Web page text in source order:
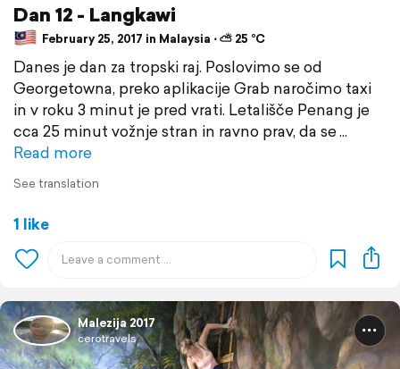
Dan 12 - Langkawi
February 25, 2017 in Malaysia ⋅ ⛅ 25 °C
Danes je dan za tropski raj. Poslovimo se od
Georgetowna, preko aplikacije Grab naročimo taxi
in v roku 3 minut je pred vrati. Letališče Penang je
cca 25 minut vožnje stran in ravno prav, da se
Read more
See translation
1 like
Malezija 2017
cerotravels